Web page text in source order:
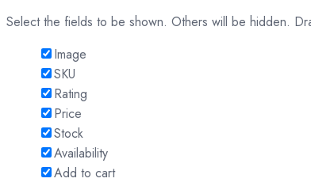
Select the fields to be shown. Others will be hidden.
Image
SKU
Rating
Price
Stock
Availability
Add to cart